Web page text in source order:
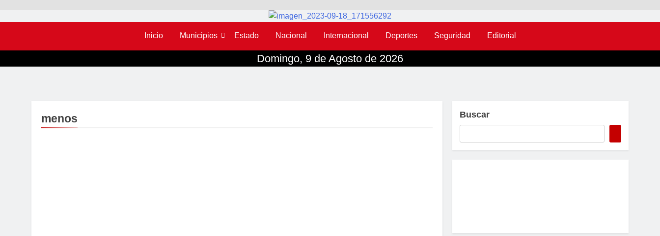
Inicio Municipios Estado Nacional Internacional Deportes Seguridad Editorial
Domingo, 9 de Agosto de 2026
menos Buscar